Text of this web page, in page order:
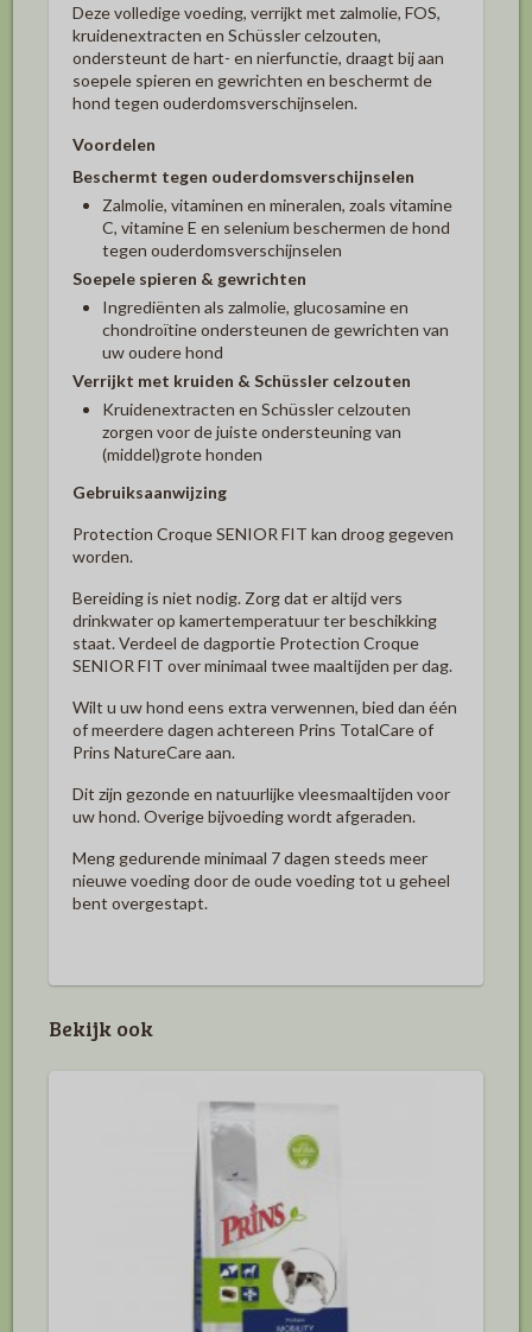
Deze volledige voeding, verrijkt met zalmolie, FOS,
kruidenextracten en Schüssler celzouten,
ondersteunt de hart- en nierfunctie, draagt bij aan
soepele spieren en gewrichten en beschermt de
hond tegen ouderdomsverschijnselen.
Voordelen
Beschermt tegen ouderdomsverschijnselen
Zalmolie, vitaminen en mineralen, zoals vitamine
C, vitamine E en selenium beschermen de hond
tegen ouderdomsverschijnselen
Soepele spieren & gewrichten
Ingrediënten als zalmolie, glucosamine en
chondroïtine ondersteunen de gewrichten van
uw oudere hond
Verrijkt met kruiden & Schüssler celzouten
Kruidenextracten en Schüssler celzouten
zorgen voor de juiste ondersteuning van
(middel)grote honden
Gebruiksaanwijzing
Protection Croque SENIOR FIT kan droog gegeven
worden.
Bereiding is niet nodig. Zorg dat er altijd vers
drinkwater op kamertemperatuur ter beschikking
staat. Verdeel de dagportie Protection Croque
SENIOR FIT over minimaal twee maaltijden per dag.
Wilt u uw hond eens extra verwennen, bied dan één
of meerdere dagen achtereen Prins TotalCare of
Prins NatureCare aan.
Dit zijn gezonde en natuurlijke vleesmaaltijden voor
uw hond. Overige bijvoeding wordt afgeraden.
Meng gedurende minimaal 7 dagen steeds meer
nieuwe voeding door de oude voeding tot u geheel
bent overgestapt.
Bekijk ook